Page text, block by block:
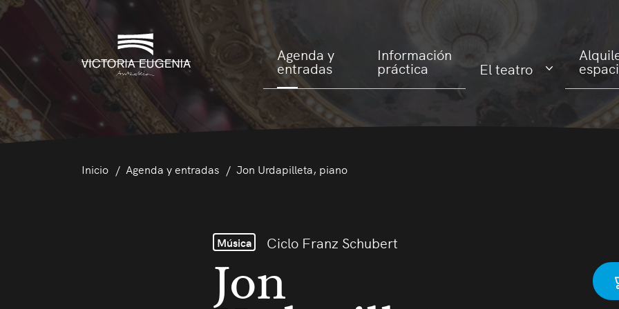
Agenda y
entradas
Información
práctica El teatro
Inicio Agenda y entradas Jon Urdapilleta, piano
Música Ciclo Franz Schubert
Jon